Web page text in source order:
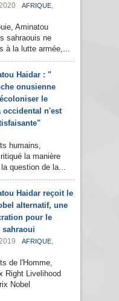
AFRIQUE,
Aminatou
sahraouis ne
à la lutte armée,...
Haidar : "
onusienne
le
occidental n'est
humains,
la manière
question de la...
Haidar reçoit le
alternatif, une
pour le
sahraoui
AFRIQUE,
de l'Homme,
Right Livelihood
Nobel